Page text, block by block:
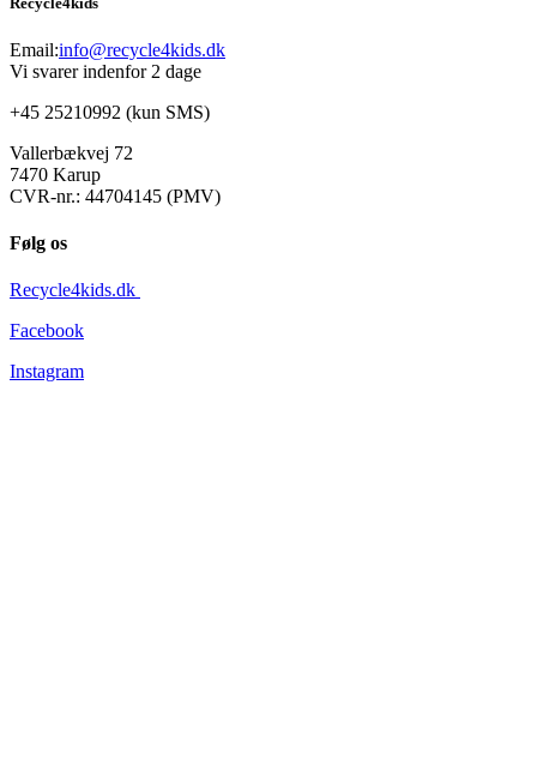
Email:info@recycle4kids.dk
Vi svarer indenfor 2 dage
+45 25210992 (kun SMS)
Vallerbækvej 72
7470 Karup
CVR-nr.: 44704145 (PMV)
Følg os
Recycle4kids.dk
Facebook
Instagram